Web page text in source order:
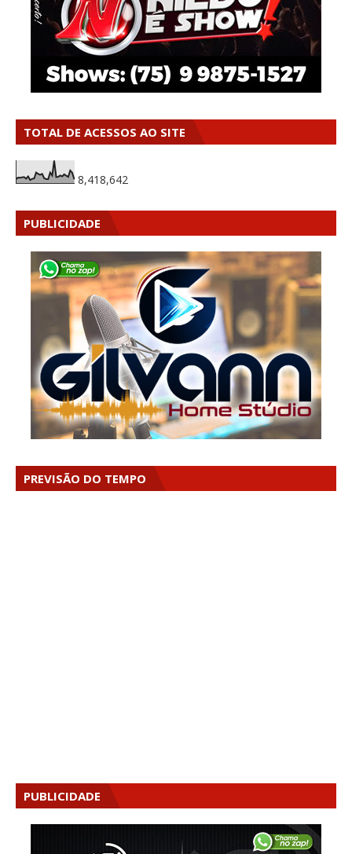
TOTAL DE ACESSOS AO SITE
8,418,642
PUBLICIDADE
PREVISÃO DO TEMPO
PUBLICIDADE